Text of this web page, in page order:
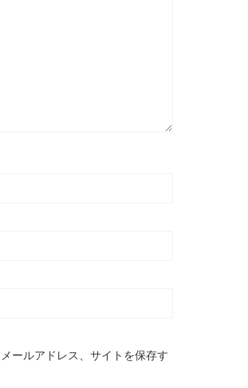
ールアドレス、サイトを保存す